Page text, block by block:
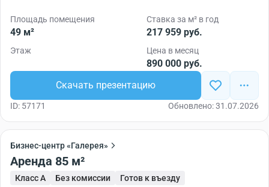
Площадь помещения
49 м²
Ставка за м² в год
217 959 руб.
Этаж Цена в месяц
890 000 руб.
Скачать презентацию
ID: 57171 Обновлено: 31.07.2026
Бизнес-центр «Галерея»
Аренда 85 м²
Класс A Без комиссии Готов к въезду